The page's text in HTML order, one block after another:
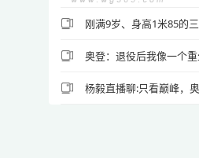
杨毅直播聊:只看巅峰，